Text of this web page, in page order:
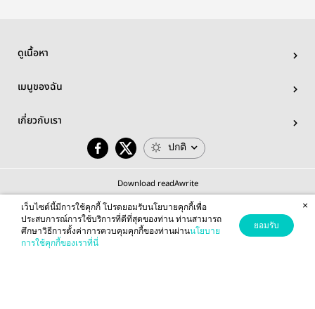
ดูเนื้อหา
เมนูของฉัน
เกี่ยวกับเรา
ปกติ
Download readAwrite
© 2026 readAwrite.com by MEB Corporation Public Company Limited
This site is protected by reCAPTCHA and the Google
เว็บไซต์นี้มีการใช้คุกกี้ โปรดยอมรับนโยบายคุกกี้เพื่อ
ประสบการณ์การใช้บริการที่ดีที่สุดของท่าน ท่านสามารถ
ศึกษาวิธีการตั้งค่าการควบคุมคุกกี้ของท่านผ่านนโยบาย
การใช้คุกกี้ของเราที่นี่
ยอมรับ
×